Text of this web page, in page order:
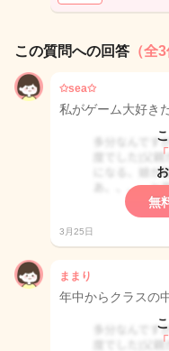
この質問への回答 （全3
✩sea✩
私がゲーム大好き
無
3月25日
ままり
年中からクラスの